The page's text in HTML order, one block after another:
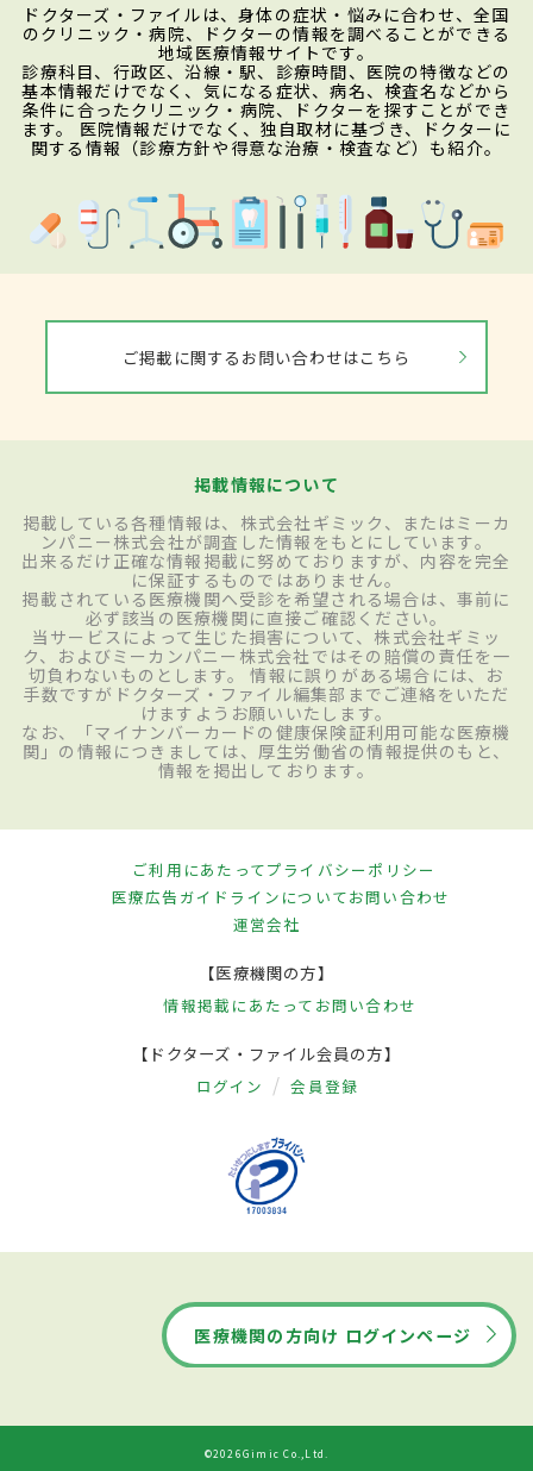
ドクターズ・ファイルは、身体の症状・悩みに合わせ、全国
のクリニック・病院、ドクターの情報を調べることができる
地域医療情報サイトです。
診療科目、行政区、沿線・駅、診療時間、医院の特徴などの
基本情報だけでなく、気になる症状、病名、検査名などから
条件に合ったクリニック・病院、ドクターを探すことができ
ます。 医院情報だけでなく、独自取材に基づき、ドクターに
関する情報（診療方針や得意な治療・検査など）も紹介。
ご掲載に関するお問い合わせはこちら
掲載情報について
掲載している各種情報は、株式会社ギミック、またはミーカ
ンパニー株式会社が調査した情報をもとにしています。
出来るだけ正確な情報掲載に努めておりますが、内容を完全
に保証するものではありません。
掲載されている医療機関へ受診を希望される場合は、事前に
必ず該当の医療機関に直接ご確認ください。
当サービスによって生じた損害について、株式会社ギミッ
ク、およびミーカンパニー株式会社ではその賠償の責任を一
切負わないものとします。 情報に誤りがある場合には、お
手数ですがドクターズ・ファイル編集部までご連絡をいただ
けますようお願いいたします。
なお、「マイナンバーカードの健康保険証利用可能な医療機
関」の情報につきましては、厚生労働省の情報提供のもと、
情報を掲出しております。
ご利用にあたってプライバシーポリシー
医療広告ガイドラインについてお問い合わせ
運営会社
【医療機関の方】
情報掲載にあたって お問い合わせ
【ドクターズ・ファイル会員の方】
ログイン 会員登録
医療機関の方向け ログインページ
©2026Gimic Co.,Ltd.